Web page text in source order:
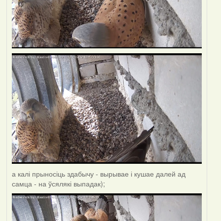
а калі прыносіць здабычу - вырывае і кушае далей ад
самца - на ўсялякі выпадак);